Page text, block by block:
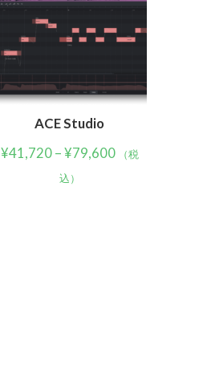
ACE Studio
¥41,720–¥79,600
（税
込）